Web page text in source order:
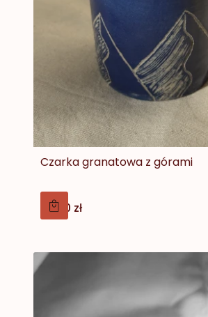
Czarka granatowa z górami
Cena
79,00 zł